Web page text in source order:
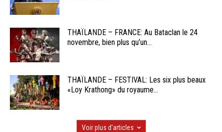
THAÏLANDE – FRANCE: Au Bataclan le 24
novembre, bien plus qu’un...
THAÏLANDE – FESTIVAL: Les six plus beaux
«Loy Krathong» du royaume...
Voir plus d'articles